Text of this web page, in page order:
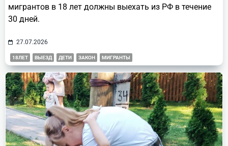
мигрантов в 18 лет должны выехать из РФ в течение
30 дней.
27.07.2026
18ЛЕТ ВЫЕЗД ДЕТИ ЗАКОН МИГРАНТЫ